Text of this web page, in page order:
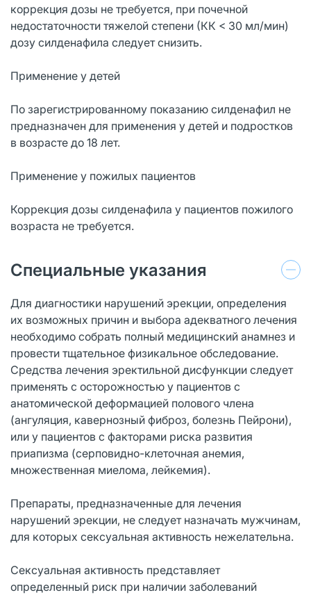
коррекция дозы не требуется, при почечной
недостаточности тяжелой степени (КК < 30 мл/мин)
дозу силденафила следует снизить.
Применение у детей
По зарегистрированному показанию силденафил не
предназначен для применения у детей и подростков
в возрасте до 18 лет.
Применение у пожилых пациентов
Коррекция дозы силденафила у пациентов пожилого
возраста не требуется.
Специальные указания
Для диагностики нарушений эрекции, определения
их возможных причин и выбора адекватного лечения
необходимо собрать полный медицинский анамнез и
провести тщательное физикальное обследование.
Средства лечения эректильной дисфункции следует
применять с осторожностью у пациентов с
анатомической деформацией полового члена
(ангуляция, кавернозный фиброз, болезнь Пейрони),
или у пациентов с факторами риска развития
приапизма (серповидно-клеточная анемия,
множественная миелома, лейкемия).
Препараты, предназначенные для лечения
нарушений эрекции, не следует назначать мужчинам,
для которых сексуальная активность нежелательна.
Сексуальная активность представляет
определенный риск при наличии заболеваний